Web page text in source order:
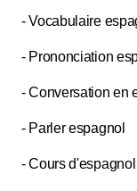
- Vocabulaire
- Prononciation
- Conversation en
- Parler espagnol
- Cours